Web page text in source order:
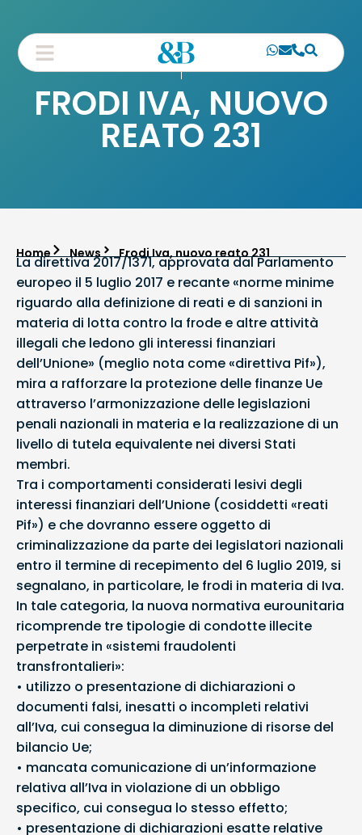
FRODI IVA, NUOVO
REATO 231
Home News Frodi Iva, nuovo reato 231
La direttiva 2017/1371, approvata dal Parlamento
europeo il 5 luglio 2017 e recante «norme minime
riguardo alla definizione di reati e di sanzioni in
materia di lotta contro la frode e altre attività
illegali che ledono gli interessi finanziari
dell’Unione» (meglio nota come «direttiva Pif»),
mira a rafforzare la protezione delle finanze Ue
attraverso l’armonizzazione delle legislazioni
penali nazionali in materia e la realizzazione di un
livello di tutela equivalente nei diversi Stati
membri.
Tra i comportamenti considerati lesivi degli
interessi finanziari dell’Unione (cosiddetti «reati
Pif») e che dovranno essere oggetto di
criminalizzazione da parte dei legislatori nazionali
entro il termine di recepimento del 6 luglio 2019, si
segnalano, in particolare, le frodi in materia di Iva.
In tale categoria, la nuova normativa eurounitaria
ricomprende tre tipologie di condotte illecite
perpetrate in «sistemi fraudolenti
transfrontalieri»:
• utilizzo o presentazione di dichiarazioni o
documenti falsi, inesatti o incompleti relativi
all’Iva, cui consegua la diminuzione di risorse del
bilancio Ue;
• mancata comunicazione di un’informazione
relativa all’Iva in violazione di un obbligo
specifico, cui consegua lo stesso effetto;
• presentazione di dichiarazioni esatte relative